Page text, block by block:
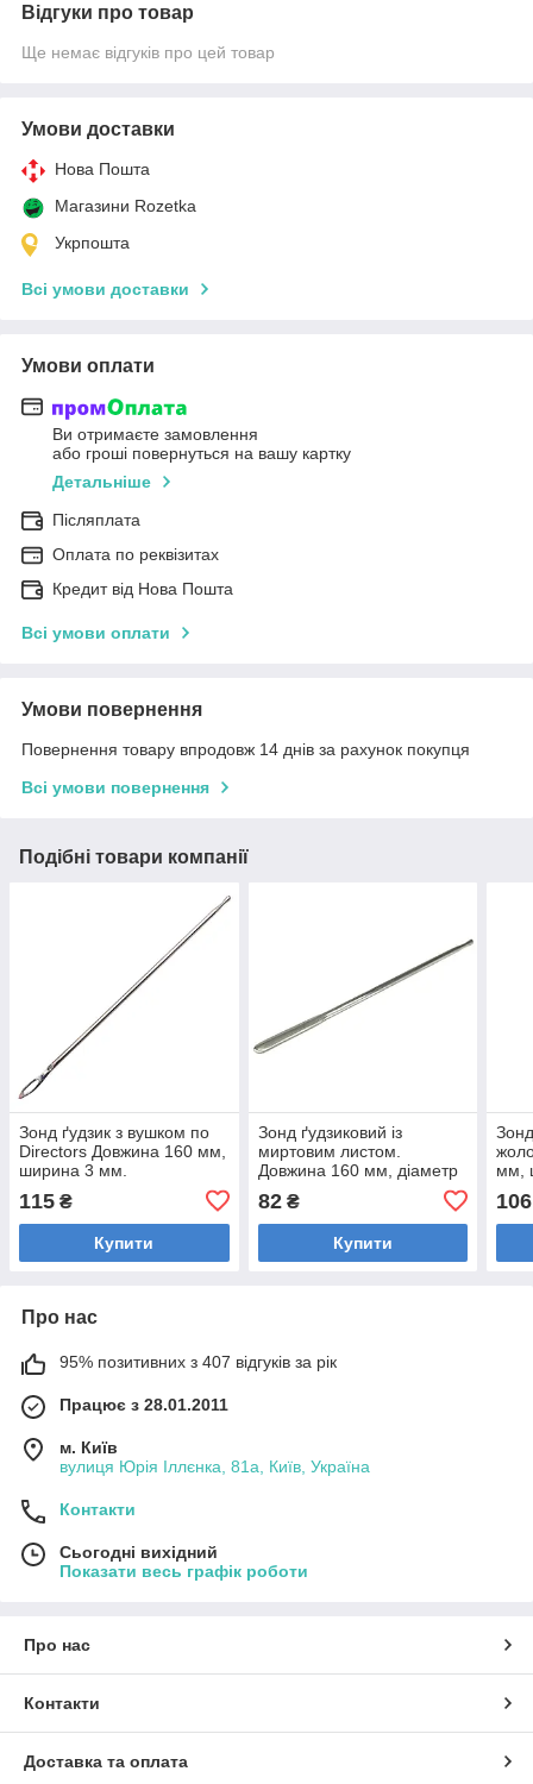
Відгуки про товар
Ще немає відгуків про цей товар
Умови доставки
Нова Пошта
Магазини Rozetka
Укрпошта
Всі умови доставки
Умови оплати
Ви отримаєте замовлення
або гроші повернуться на вашу картку
Детальніше
Післяплата
Оплата по реквізитах
Кредит від Нова Пошта
Всі умови оплати
Умови повернення
Повернення товару впродовж 14 днів за рахунок покупця
Всі умови повернення
Подібні товари компанії
Зонд ґудзик з вушком по
Directors Довжина 160 мм,
ширина 3 мм.
115 ₴
Купити
Зонд ґудзиковий із
миртовим листом.
Довжина 160 мм, діаметр
довжина робочої частини
35 мм, ширина
82₴
Купити
мм,
106
Про нас
95% позитивних з 407 відгуків за рік
Працює з 28.01.2011
м. Київ
вулиця Юрія Іллєнка, 81а, Київ, Україна
Контакти
Сьогодні вихідний
Показати весь графік роботи
Про нас
Контакти
Доставка та оплата